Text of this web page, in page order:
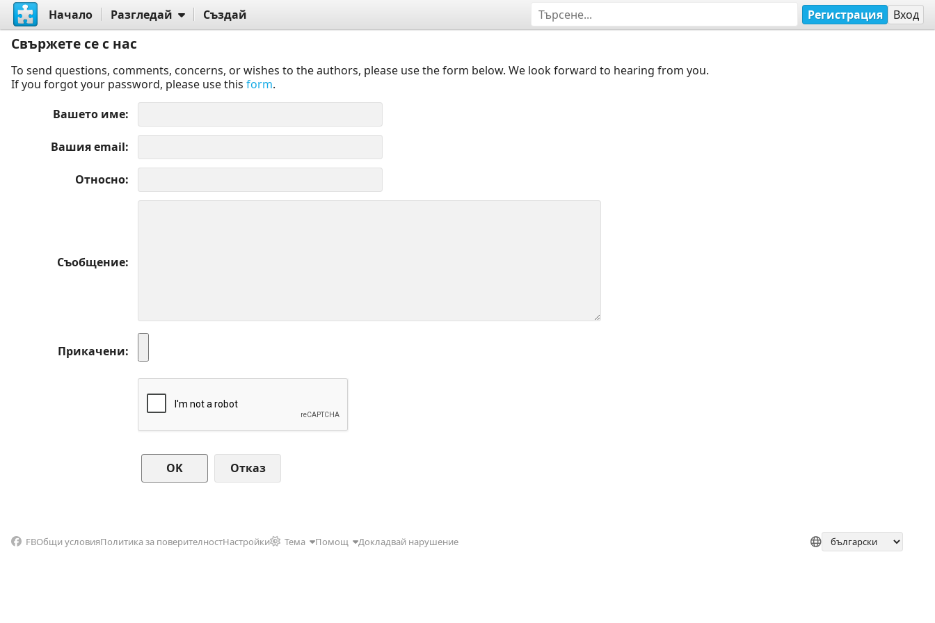
Начало Разгледай Създай Регистрация Вход
Свържете се с нас
To send questions, comments, concerns, or wishes to the authors, please use the form below. We look forward to hearing from you.
If you forgot your password, please use this form.
Вашето име
Вашия email
Относно
Съобщение
Прикачени
Отказ
FBОбщи условияПолитика за поверителностНастройки Тема Помощ Докладвай нарушение